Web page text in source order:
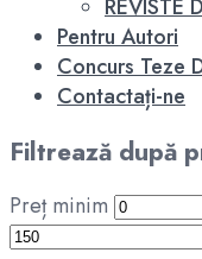
REVISTE
Pentru Autori
Concurs Teze
Contactați-ne
Filtrează după
Preț minim